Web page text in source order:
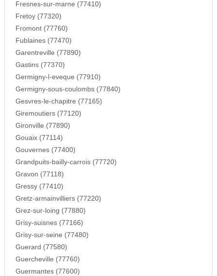
Fresnes-sur-marne (77410)
Fretoy (77320)
Fromont (77760)
Fublaines (77470)
Garentreville (77890)
Gastins (77370)
Germigny-l-eveque (77910)
Germigny-sous-coulombs (77840)
Gesvres-le-chapitre (77165)
Giremoutiers (77120)
Gironville (77890)
Gouaix (77114)
Gouvernes (77400)
Grandpuits-bailly-carrois (77720)
Gravon (77118)
Gressy (77410)
Gretz-armainvilliers (77220)
Grez-sur-loing (77880)
Grisy-suisnes (77166)
Grisy-sur-seine (77480)
Guerard (77580)
Guercheville (77760)
Guermantes (77600)